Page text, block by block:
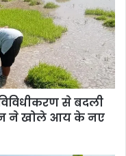
से बदली
ने खोले आय के नए